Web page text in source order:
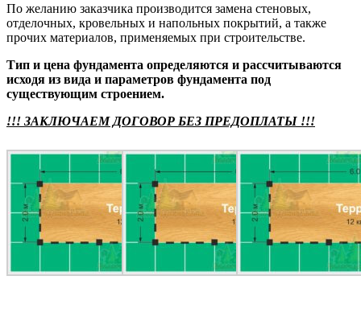
По желанию заказчика производится замена стеновых,
отделочных, кровельных и напольных покрытий, а также
прочих материалов, применяемых при строительстве.
Тип и цена фундамента определяются и рассчитываются
исходя из вида и параметров фундамента под
существующим строением.
!!! ЗАКЛЮЧАЕМ ДОГОВОР БЕЗ ПРЕДОПЛАТЫ !!!